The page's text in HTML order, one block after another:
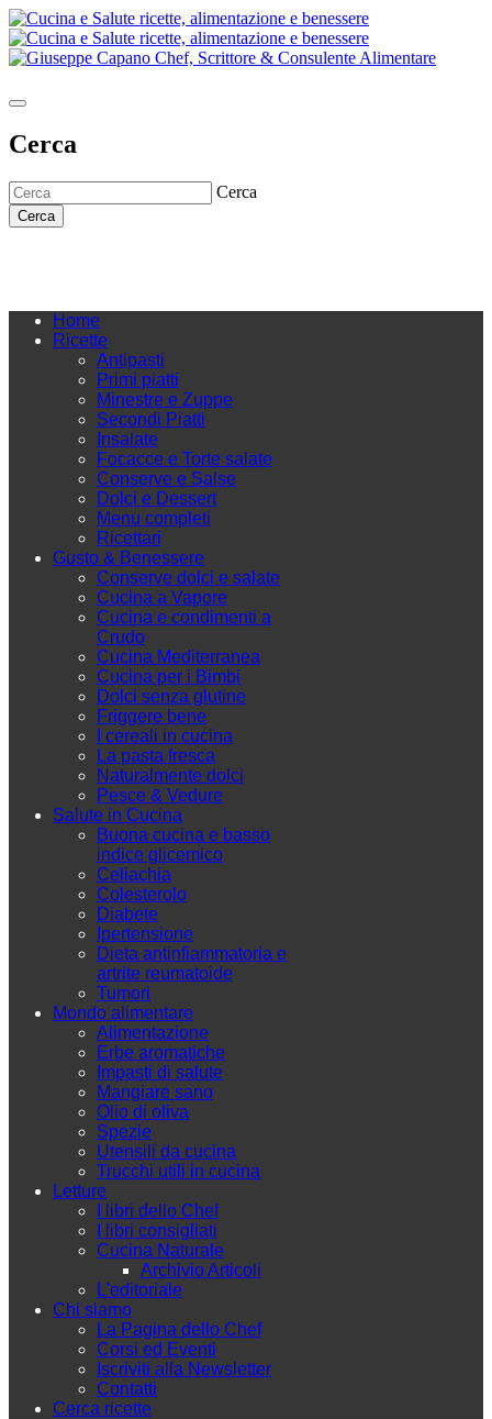
Cerca
Cerca
Cerca
Home
Ricette
Antipasti
Primi piatti
Minestre e Zuppe
Secondi Piatti
Insalate
Focacce e Torte salate
Conserve e Salse
Dolci e Dessert
Menu completi
Ricettari
Gusto & Benessere
Conserve dolci e salate
Cucina a Vapore
Cucina e condimenti a
Crudo
Cucina Mediterranea
Cucina per i Bimbi
Dolci senza glutine
Friggere bene
I cereali in cucina
La pasta fresca
Naturalmente dolci
Pesce & Vedure
Salute in Cucina
Buona cucina e basso
indice glicemico
Celiachia
Colesterolo
Diabete
Ipertensione
Dieta antinfiammatoria e
artrite reumatoide
Tumori
Mondo alimentare
Alimentazione
Erbe aromatiche
Impasti di salute
Mangiare sano
Olio di oliva
Spezie
Utensili da cucina
Trucchi utili in cucina
Letture
I libri dello Chef
I libri consigliati
Cucina Naturale
Archivio Articoli
L'editoriale
Chi siamo
La Pagina dello Chef
Corsi ed Eventi
Iscriviti alla Newsletter
Contatti
Cerca ricette